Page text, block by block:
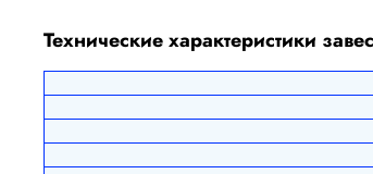
Технические характеристики